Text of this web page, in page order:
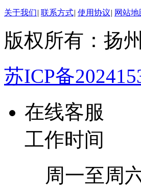
关于我们| 联系方式| 使用协议| 网站地
版权所有：扬
苏ICP备
在线客服
工作时间
周一至周